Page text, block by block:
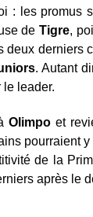
: les promus
deTigre,
deux derniers
. Autant
le leader.
Olimpo et
pourraient
de la
après le